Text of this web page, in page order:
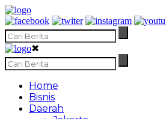
✖
Home
Bisnis
Daerah